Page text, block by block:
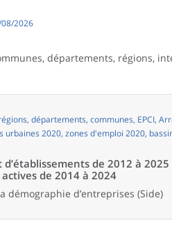
08/2026
départements, régions,
départements, communes, EPCI,
2020, zones d'emploi 2020,
de 2012 à
de 2014 à 2024
démographie d’entreprises (Side)